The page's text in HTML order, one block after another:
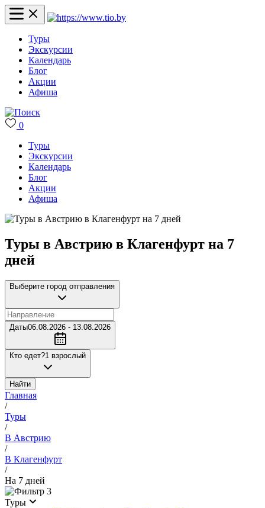
Туры
Экскурсии
Календарь
Блог
Акции
Афиша
0
Туры
Экскурсии
Календарь
Блог
Акции
Афиша
Туры в Австрию в Клагенфурт на 7
дней
Выберите город отправления
Даты06.08.2026 - 13.08.2026
Кто едет?1 взрослый
Найти
Главная
/
Туры
/
В Австрию
/
В Клагенфурт
/
На 7 дней
3
Туры